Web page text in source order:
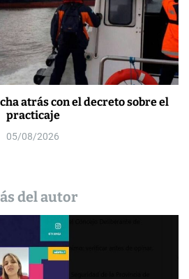
atrás con el decreto sobre el
practicaje
05/08/2026
del autor